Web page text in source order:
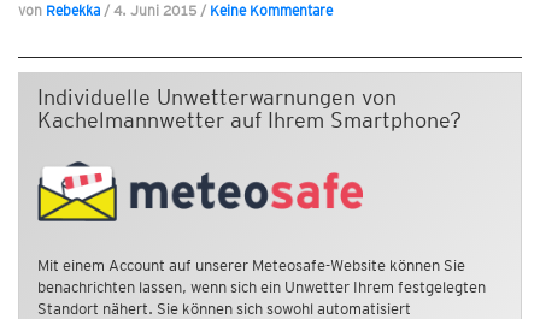
von Rebekka / 4. Juni 2015 / Keine Kommentare
Individuelle Unwetterwarnungen von
Kachelmannwetter auf Ihrem Smartphone?
Mit einem Account auf unserer Meteosafe-Website können Sie
benachrichten lassen, wenn sich ein Unwetter Ihrem festgelegten
Standort nähert. Sie können sich sowohl automatisiert